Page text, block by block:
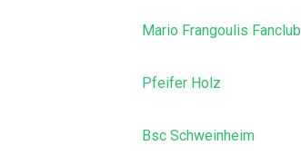
Mario Frangoulis Fanclub
Pfeifer Holz
Bsc Schweinheim